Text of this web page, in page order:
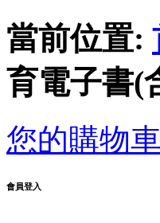
當前位置:
育電子書(
您的購物
會員登入